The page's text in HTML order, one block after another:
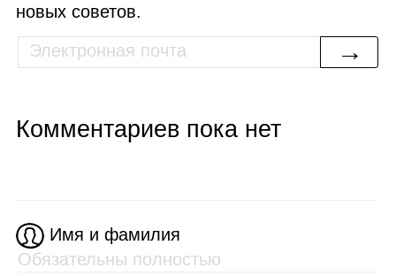
новых советов.
→
Комментариев пока нет
Имя и фамилия